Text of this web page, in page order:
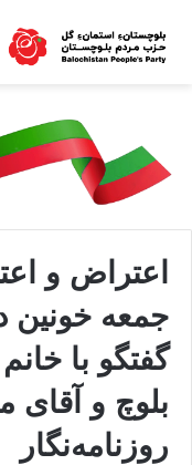
اعتراض و
جمعه خونین
گفتگو با
بلوچ و
روزنامه‌نگار